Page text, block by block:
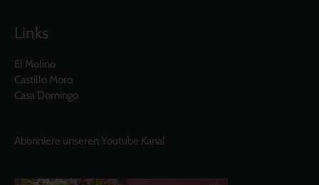
Links
El Molino
Castillo Moro
Casa Domingo
Abonniere unseren Youtube Kanal